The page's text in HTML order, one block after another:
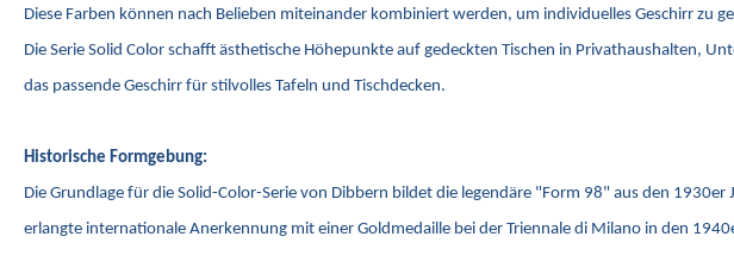
Diese Farben können nach Belieben miteinander kombiniert werden, um individuelles Geschirr
Die Serie Solid Color schafft ästhetische Höhepunkte auf gedeckten Tischen in Privathaushalten,
das passende Geschirr für stilvolles Tafeln und Tischdecken.
Historische Formgebung:
Die Grundlage für die Solid-Color-Serie von Dibbern bildet die legendäre "Form 98" aus den
erlangte internationale Anerkennung mit einer Goldmedaille bei der Triennale di Milano in den